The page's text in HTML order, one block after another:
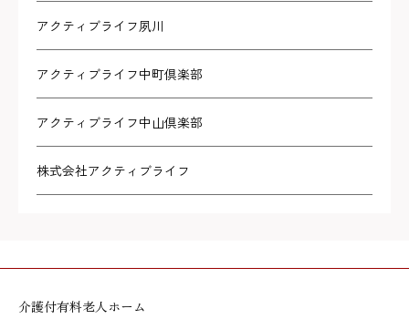
アクティブライフ夙川
アクティブライフ中町倶楽部
アクティブライフ中山倶楽部
株式会社アクティブライフ
介護付有料老人ホーム